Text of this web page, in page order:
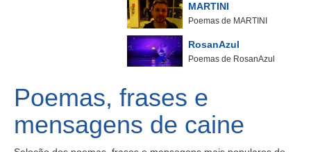
MARTINI
Poemas de MARTINI
RosanAzul
Poemas de RosanAzul
Poemas, frases e
mensagens de caine